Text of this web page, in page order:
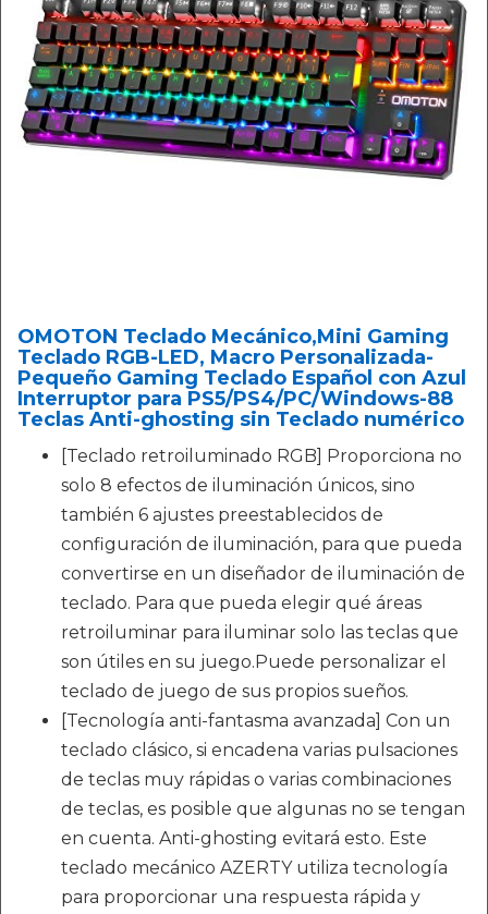
OMOTON Teclado Mecánico,Mini Gaming
Teclado RGB-LED, Macro Personalizada-
Pequeño Gaming Teclado Español con Azul
Interruptor para PS5/PS4/PC/Windows-88
Teclas Anti-ghosting sin Teclado numérico
[Teclado retroiluminado RGB] Proporciona no
solo 8 efectos de iluminación únicos, sino
también 6 ajustes preestablecidos de
configuración de iluminación, para que pueda
convertirse en un diseñador de iluminación de
teclado. Para que pueda elegir qué áreas
retroiluminar para iluminar solo las teclas que
son útiles en su juego.Puede personalizar el
teclado de juego de sus propios sueños.
[Tecnología anti-fantasma avanzada] Con un
teclado clásico, si encadena varias pulsaciones
de teclas muy rápidas o varias combinaciones
de teclas, es posible que algunas no se tengan
en cuenta. Anti-ghosting evitará esto. Este
teclado mecánico AZERTY utiliza tecnología
para proporcionar una respuesta rápida y